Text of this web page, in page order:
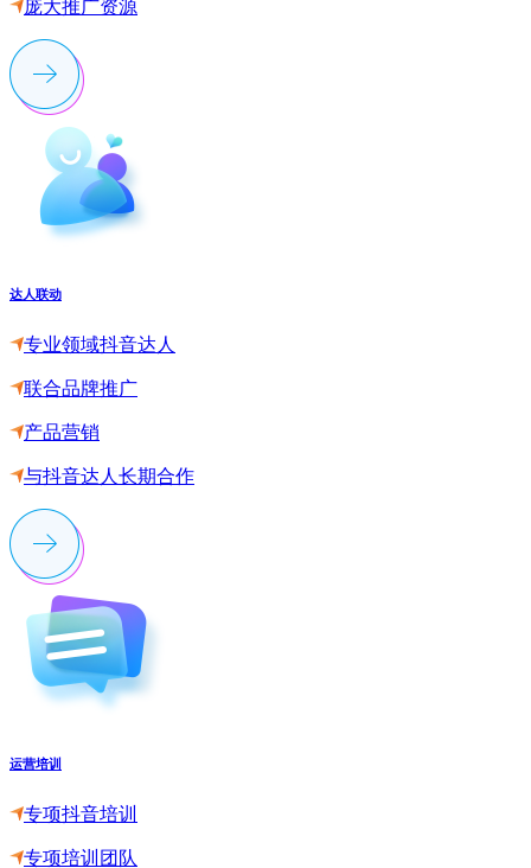
庞大推广资源
达人联动
专业领域抖音达人
联合品牌推广
产品营销
与抖音达人长期合作
运营培训
专项抖音培训
专项培训团队